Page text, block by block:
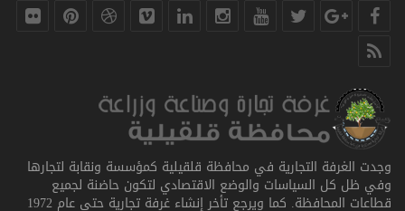
وجدت الغرفة التجارية في محافظة قلقيلية كمؤسسة ونقابة لتجارها
وفي ظل كل السياسات والوضع الاقتصادي لتكون حاضنة لجميع
قطاعات المحافظة. كما ويرجع تأخر إنشاء غرفة تجارية حتى عام 1972